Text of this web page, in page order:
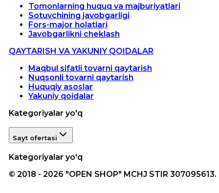
Tomonlarning huquq va majburiyatlari
Sotuvchining javobgarligi
Fors-major holatlari
Javobgarlikni cheklash
QAYTARISH VA YAKUNIY QOIDALAR
Maqbul sifatli tovarni qaytarish
Nuqsonli tovarni qaytarish
Huquqiy asoslar
Yakuniy qoidalar
Kategoriyalar yo'q
Sayt ofertasi
Kategoriyalar yo'q
© 2018 - 2026 "OPEN SHOP" MCHJ STIR 307095613.